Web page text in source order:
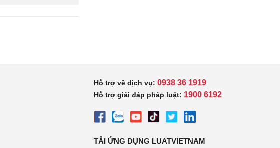
Hỗ trợ về dịch vụ: 0938 36 1919
Hỗ trợ giải đáp pháp luật: 1900 6192
TẢI ỨNG DỤNG LUATVIETNAM